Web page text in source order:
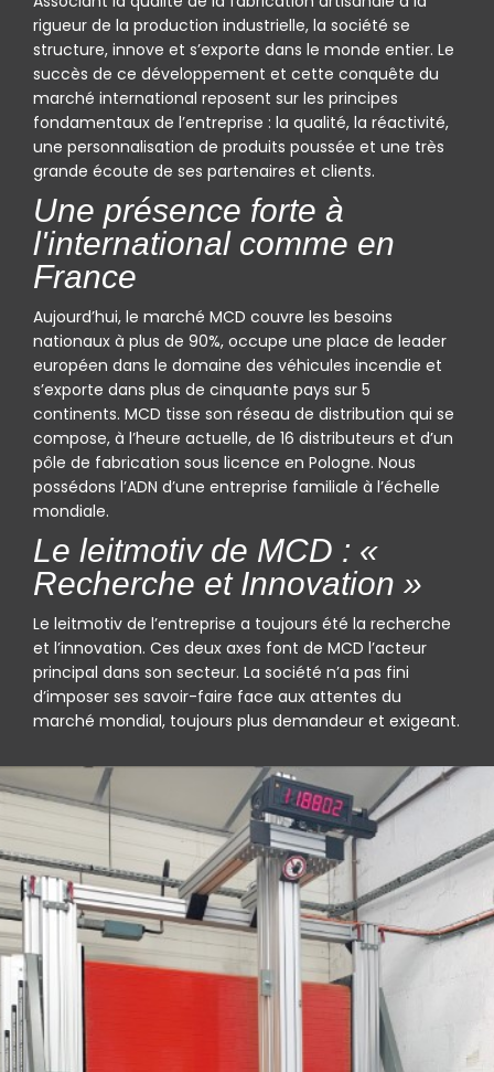
rigueur de la production industrielle, la société se
structure, innove et s’exporte dans le monde entier. Le
succès de ce développement et cette conquête du
marché international reposent sur les principes
fondamentaux de l’entreprise : la qualité, la réactivité,
une personnalisation de produits poussée et une très
grande écoute de ses partenaires et clients.
Une présence forte à
l'international comme en
France
Aujourd’hui, le marché MCD couvre les besoins
nationaux à plus de 90%, occupe une place de leader
européen dans le domaine des véhicules incendie et
s’exporte dans plus de cinquante pays sur 5
continents. MCD tisse son réseau de distribution qui se
compose, à l’heure actuelle, de 16 distributeurs et d’un
pôle de fabrication sous licence en Pologne. Nous
possédons l’ADN d’une entreprise familiale à l’échelle
mondiale.
Le leitmotiv de MCD : «
Recherche et Innovation »
Le leitmotiv de l’entreprise a toujours été la recherche
et l’innovation. Ces deux axes font de MCD l’acteur
principal dans son secteur. La société n’a pas fini
d’imposer ses savoir-faire face aux attentes du
marché mondial, toujours plus demandeur et exigeant.